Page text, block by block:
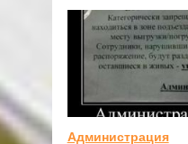
Администрация